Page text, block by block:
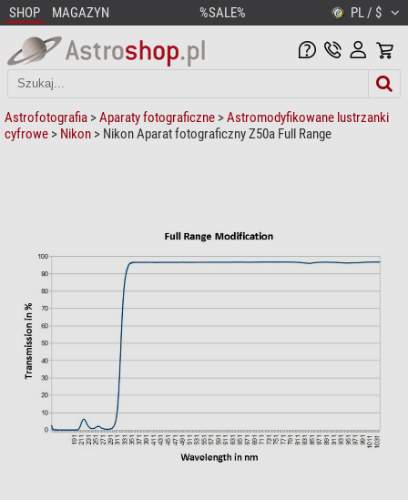
SHOP MAGAZYN %SALE% PL / $
Astrofotografia >Aparaty fotograficzne >Astromodyfikowane lustrzanki
cyfrowe > Nikon > Nikon Aparat fotograficzny Z50a Full Range